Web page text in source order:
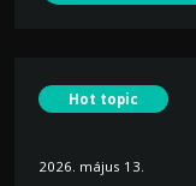
Hot topic
2026. május 13.